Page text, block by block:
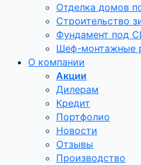
Отделка домов
Строительство
Фундамент под
Шеф-монтажные
О компании
Акции
Дилерам
Кредит
Портфолио
Новости
Отзывы
Производство